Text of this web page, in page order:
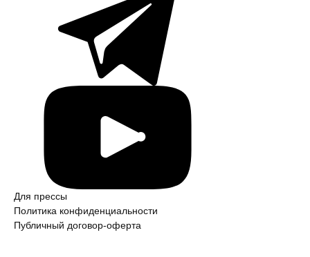
Для прессы
Политика конфиден­ци­аль­ности
Публичный договор-оферта